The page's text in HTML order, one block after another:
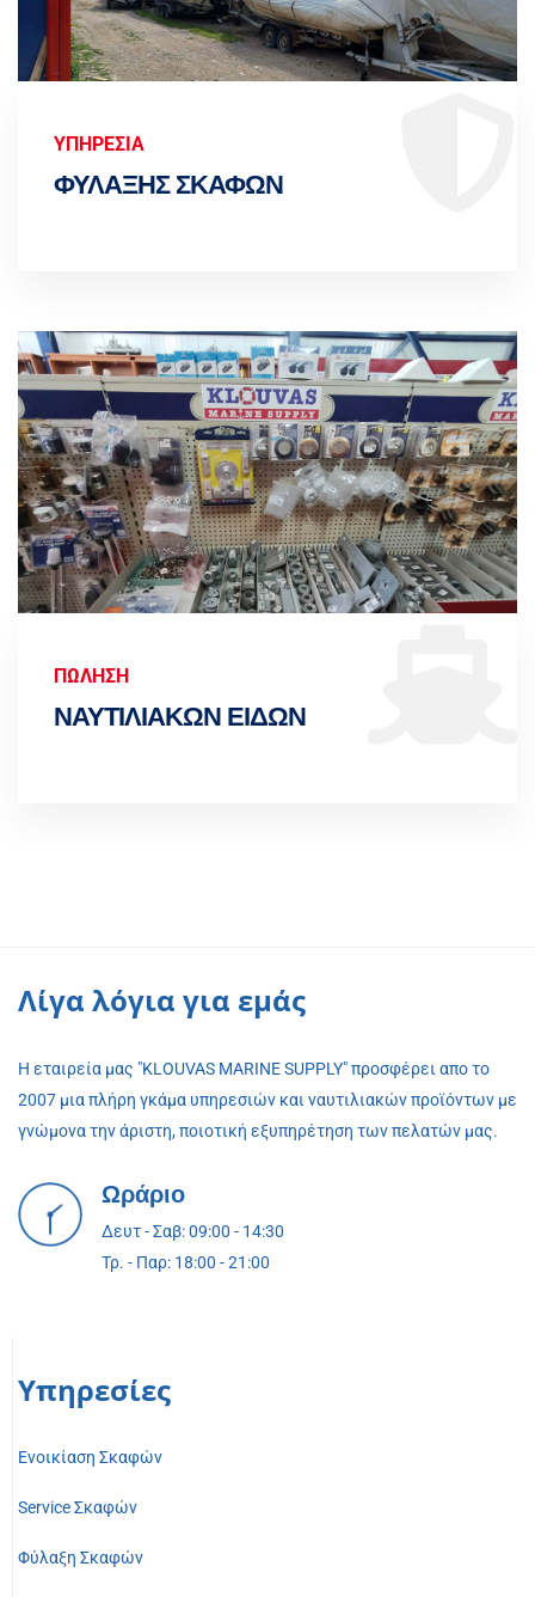
ΥΠΗΡΕΣΙΑ
ΦΥΛΑΞΗΣ ΣΚΑΦΩΝ
ΠΩΛΗΣΗ
ΝΑΥΤΙΛΙΑΚΩΝ ΕΙΔΩΝ
Λίγα λόγια για εμάς
Η εταιρεία μας "KLOUVAS MARINE SUPPLY" προσφέρει απο το
2007 μια πλήρη γκάμα υπηρεσιών και ναυτιλιακών προϊόντων με
γνώμονα την άριστη, ποιοτική εξυπηρέτηση των πελατών μας.
Ωράριο
Δευτ - Σαβ: 09:00 - 14:30
Τρ. - Παρ: 18:00 - 21:00
Υπηρεσίες
Ενοικίαση Σκαφών
Service Σκαφών
Φύλαξη Σκαφών